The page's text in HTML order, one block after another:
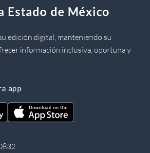
Estado de México
edición digital, manteniendo su
información inclusiva, oportuna y
app